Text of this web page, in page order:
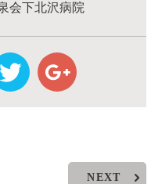
会下北沢病院
NEXT